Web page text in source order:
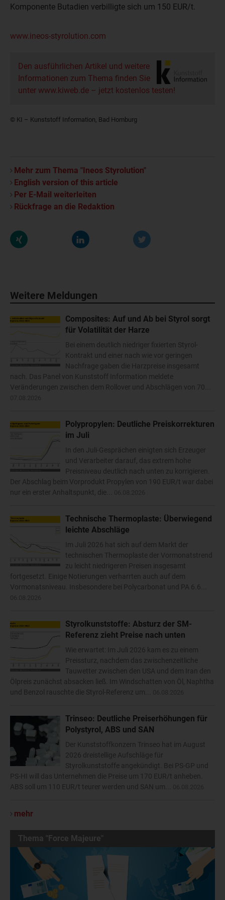
Komponente Butadien verbilligte sich um 150 EUR/t.
www.ineos-styrolution.com
Den ausführlichen Artikel und weitere
Informationen zum Thema finden Sie
unter www.kiweb.de – jetzt kostenlos testen!
© KI – Kunststoff Information, Bad Homburg
Mehr zum Thema "Ineos Styrolution"
English version of this article
Per E-Mail weiterleiten
Rückfrage an die Redaktion
Weitere Meldungen
Composites: Auf und Ab bei Styrol sorgt
für Volatilität der Harze
Bei einem deutlich niedriger fixierten Styrol-
Kontrakt und einer nach wie vor geringen
Nachfrage gaben die Harzpreise insgesamt
nach. Das Panel von Kunststoff Information meldete
Veränderungen zwischen dem Rollover und Abschlägen von 70...
Polypropylen: Deutliche Preiskorrekturen
im Juli
In den Juli-Gesprächen einigten sich Erzeuger
und Verarbeiter darauf, das extrem hohe
Preisniveau deutlich nach unten zu korrigieren.
Der Abschlag beim Vorprodukt Propylen von 190 EUR/t war dabei
nur ein erster Anhaltspunkt, die...
Technische Thermoplaste: Überwiegend
leichte Abschläge
Im Juli 2026 hat sich auf dem Markt der
technischen Thermoplaste der Vormonatstrend
zu leicht niedrigeren Preisen insgesamt
fortgesetzt. Einige Notierungen verharrten auch auf dem
Vormonatsniveau. Insbesondere bei Polycarbonat und PA 6.6...
Styrolkunststoffe: Absturz der SM-
Referenz zieht Preise nach unten
Wie erwartet: Im Juli 2026 kam es zu einem
Preissturz, nachdem das zwischenzeitliche
Tauwetter zwischen den USA und dem Iran den
Ölpreis zunächst absacken ließ. Im Windschatten von Öl, Naphtha
und Benzol rauschte die Styrol-Referenz um...
Trinseo: Deutliche Preiserhöhungen für
Polystyrol, ABS und SAN
Der Kunststoffkonzern Trinseo hat im August
2026 dreistellige Aufschläge für
Styrolkunststoffe angekündigt. Bei PS-GP und
PS-HI will das Unternehmen die Preise um 170 EUR/t anheben.
ABS soll um 110 EUR/t teurer werden und SAN um...
mehr
Thema "Force Majeure"